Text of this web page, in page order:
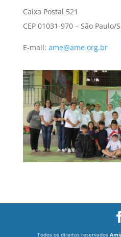
Caixa Postal 521
CEP 01031-970 – São Paulo/
E-mail: ame@ame.org.br
Todos os direitos reservados